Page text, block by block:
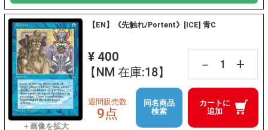
【EN】《先触れ/Portent》[ICE] 青C
¥ 400
【NM 在庫:18】
－ +
カートに
追加
週間販売数
9点
同名商品
検索